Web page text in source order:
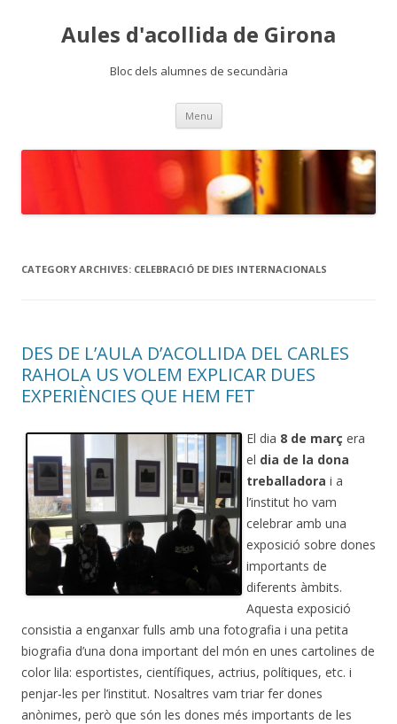
Aules d'acollida de Girona
Bloc dels alumnes de secundària
Menu Skip
content
CATEGORY ARCHIVES: CELEBRACIÓ DE DIES INTERNACIONALS
DES DE L’AULA D’ACOLLIDA DEL CARLES
RAHOLA US VOLEM EXPLICAR DUES
EXPERIÈNCIES QUE HEM FET
El dia 8 de març era
el dia de la dona
treballadora i a
l’institut ho vam
celebrar amb una
exposició sobre dones
importants de
diferents àmbits.
Aquesta exposició
consistia a enganxar fulls amb una fotografia i una petita
biografia d’una dona important del món en unes cartolines de
color lila: esportistes, científiques, actrius, polítiques, etc. i
penjar-les per l’institut. Nosaltres vam triar fer dones
anònimes, però que són les dones més importants de les